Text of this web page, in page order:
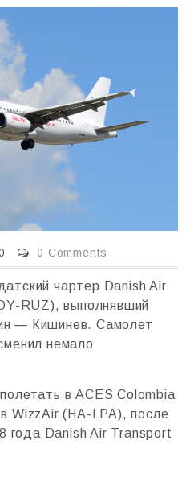
0 Comments
чартер Danish Air
RUZ), выполнявший
— Кишинев. Самолет
немало
в ACES Colombia
WizzAir (HA-LPA), после
года Danish Air Transport